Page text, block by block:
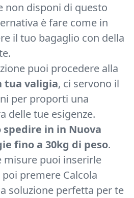
non disponi di questo
è fare come in
il tuo bagaglio con della
puoi procedere alla
tua valigia, ci servono il
per proporti una
delle tue esigenze.
spedire in in Nuova
fino a 30kg di peso.
misure puoi inserirle
premere Calcola
soluzione perfetta per te